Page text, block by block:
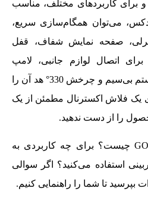
و برای کاربردهای مختلف، مناسب
می‌توان همگام‌سازی سریع،
صفحه نمایش شفاف، قفل
اتصال لوازم جانبی، لامپ
مدل‌سازی، پشتیبانی از سیستم بی‌سیم و چرخش 330° هد آن را
یک فلاش اکسترنال مطمئن از یک
را از دست ندهید.
نظر شما درباره GODOX V1 چیست؟ برای چه کاربردی به
استفاده می‌کنید؟ اگر سوالی
بپرسید تا شما را راهنمایی کنیم.